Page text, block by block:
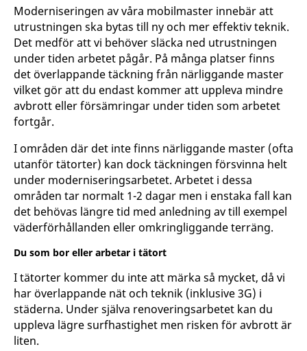
Moderniseringen av våra mobilmaster innebär att
utrustningen ska bytas till ny och mer effektiv teknik.
Det medför att vi behöver släcka ned utrustningen
under tiden arbetet pågår. På många platser finns
det överlappande täckning från närliggande master
vilket gör att du endast kommer att uppleva mindre
avbrott eller försämringar under tiden som arbetet
fortgår.
I områden där det inte finns närliggande master (ofta
utanför tätorter) kan dock täckningen försvinna helt
under moderniseringsarbetet. Arbetet i dessa
områden tar normalt 1-2 dagar men i enstaka fall kan
det behövas längre tid med anledning av till exempel
väderförhållanden eller omkringliggande terräng.
Du som bor eller arbetar i tätort
I tätorter kommer du inte att märka så mycket, då vi
har överlappande nät och teknik (inklusive 3G) i
städerna. Under själva renoveringsarbetet kan du
uppleva lägre surfhastighet men risken för avbrott är
liten.